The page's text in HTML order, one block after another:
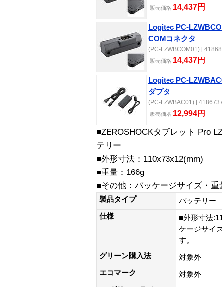
販売価格 14,437円
Logitec PC-
COMコネクタ
(PC-LZWBCOM01) [
販売価格 14,437円
Logitec PC-
ダプタ
(PC-LZWBAC01) [
販売価格 12,994円
■ZEROSHOCKタブレット Pro
テリー
■外形寸法：110x73x12(mm)
■重量：166g
■その他：パッケージサイズ・
製品タイプ
バッテリー
仕様
■外形寸法
ケージサイ
す。
グリーン購入法
対象外
エコマーク
対象外